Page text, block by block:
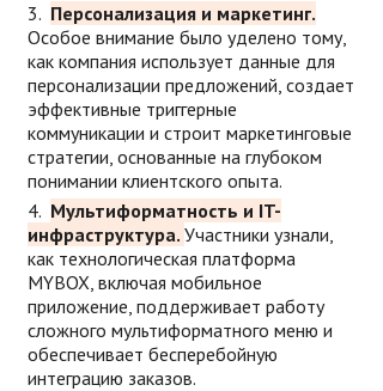
Персонализация и маркетинг.
Особое внимание было уделено тому,
как компания использует данные для
персонализации предложений, создает
эффективные триггерные
коммуникации и строит маркетинговые
стратегии, основанные на глубоком
понимании клиентского опыта.
Мультиформатность и IT-
инфраструктура. Участники узнали,
как технологическая платформа
MYBOX, включая мобильное
приложение, поддерживает работу
сложного мультиформатного меню и
обеспечивает бесперебойную
интеграцию заказов.